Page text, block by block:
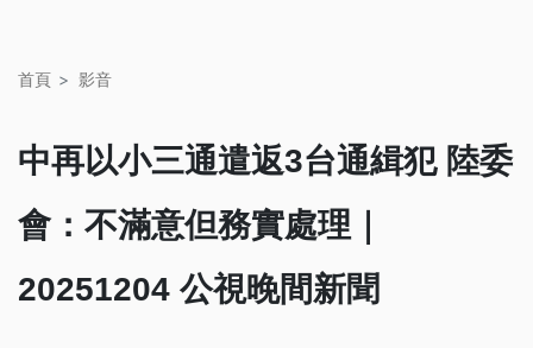
首頁 影音
中再以小三通遣返3台通緝犯 陸委
會：不滿意但務實處理｜
20251204 公視晚間新聞